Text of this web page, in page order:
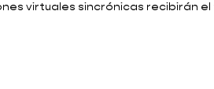
virtuales sincrónicas recibirán